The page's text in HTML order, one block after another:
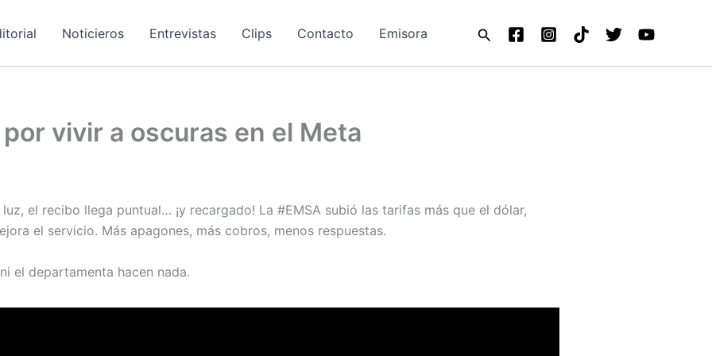
Noticieros Entrevistas Clips Contacto Emisora Buscar
vivir a oscuras en el Meta
el recibo llega puntual… ¡y recargado! La #EMSA subió las tarifas más que el dólar,
el servicio. Más apagones, más cobros, menos respuestas.
el departamenta hacen nada.